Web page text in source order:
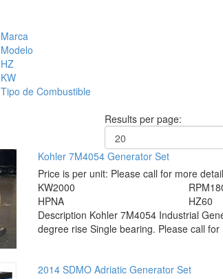
Marca
Modelo
HZ
KW
Tipo de Combustible
Results per page:
Kohler 7M4054 Generator Set
Price is per unit: Please call for more
KW2000
HPNA
RPM
HZ60
Description Kohler 7M4054 Industrial
degree rise Single bearing. Please call for
2014 SDMO Adriatic Generator Set